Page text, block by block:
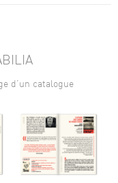
d’un catalogue